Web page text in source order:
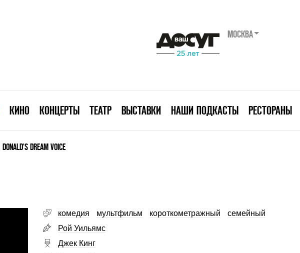
МОСКВА
КИНО КОНЦЕРТЫ ТЕАТР ВЫСТАВКИ НАШИ ПОДКАСТЫ РЕСТОРАНЫ
DONALD'S DREAM VOICE
комедия мультфильм короткометражный
семейный
Рой Уильямс
Джек Кинг